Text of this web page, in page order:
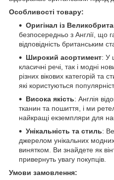
Особливості товару:
Оригінал із
безпосередньо з Англії, що
відповідність британським
Широкий асортимент: У
класичні речі, так і модні
різних вікових категорій та
які користуються
Висока якість: Англія
тканин та пошиття, і ми
найкращі екземпляри для
Унікальність та стиль:
джерелом унікальних
винятком. Ви знайдете як
привернуть увагу покупців.
Умови замовлення: